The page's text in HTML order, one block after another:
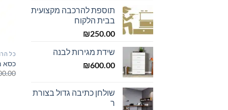
היה:
₪499.00.
הוא:
תוספת להרכבה מקצועית
בבית הלקוח
₪250.00
שידת מגירות לבנה
₪600.00
שולחן כתיבה גדול בצורת
ר
כל
כסא